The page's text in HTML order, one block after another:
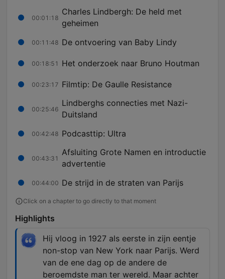
00:01:18
Charles Lindbergh: De held met
geheimen
00:11:48 De ontvoering van Baby Lindy
00:18:51 Het onderzoek naar Bruno Houtman
00:23:17 Filmtip: De Gaulle Resistance
00:25:46
Lindberghs connecties met Nazi-
Duitsland
00:42:48 Podcasttip: Ultra
00:43:31
Afsluiting Grote Namen en introductie
advertentie
00:44:00 De strijd in de straten van Parijs
Click on a chapter to go directly to that moment
Highlights
Hij vloog in 1927 als eerste in zijn eentje
non-stop van New York naar Parijs. Werd
van de ene dag op de andere de
beroemdste man ter wereld. Maar achter